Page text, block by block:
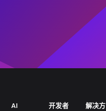
AI
开发者
解决方